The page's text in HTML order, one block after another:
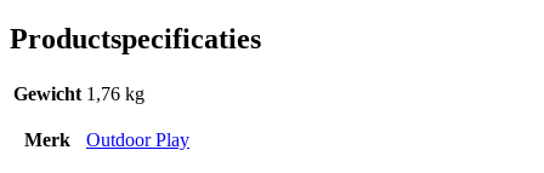
Productspecificaties
Gewicht 1,76 kg
Merk Outdoor Play